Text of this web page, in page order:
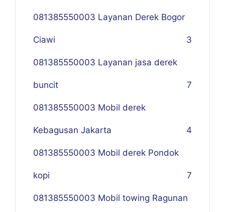
081385550003 Layanan Derek Bogor
Ciawi 3
081385550003 Layanan jasa derek
buncit 7
081385550003 Mobil derek
Kebagusan Jakarta 4
081385550003 Mobil derek Pondok
kopi 7
081385550003 Mobil towing Ragunan